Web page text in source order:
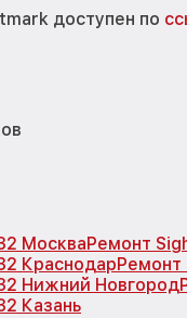
доступен по
МоскваРемонт
КраснодарРемонт
Нижний Новгород
Казань